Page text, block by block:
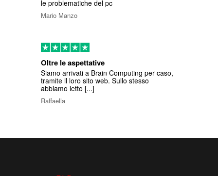
le problematiche del pc
Mario Manzo
Oltre le aspettative
Siamo arrivati a Brain Computing per caso,
tramite il loro sito web. Sullo stesso
abbiamo letto [...]
Raffaella